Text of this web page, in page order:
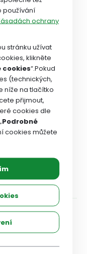
PODÍVEJTE
a je nabitá prací ve
v odborové
na aktuální
používání
ochrany
stránku užívat
klikněte
cookies“.Pokud
(technických,
níže na tlačítko
přijmout,
cookies dle
Podrobné
cookies můžete